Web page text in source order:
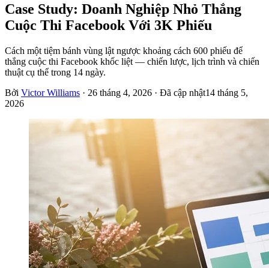
Case Study: Doanh Nghiệp Nhỏ Thắng
Cuộc Thi Facebook Với 3K Phiếu
Cách một tiệm bánh vùng lật ngược khoảng cách 600 phiếu để
thắng cuộc thi Facebook khốc liệt — chiến lược, lịch trình và chiến
thuật cụ thể trong 14 ngày.
Bởi Victor Williams · 26 tháng 4, 2026 · Đã cập nhật14 tháng 5,
2026